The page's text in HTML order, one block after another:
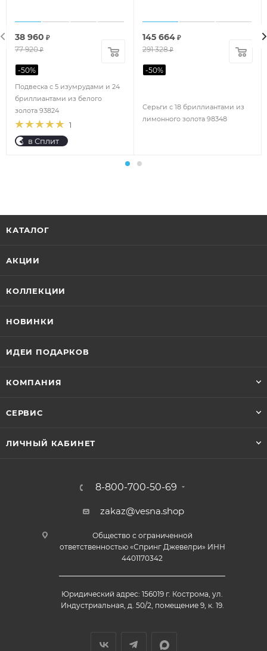
1
Подвеска с 5 изумрудами и 24
бриллиантами из белого
золота 93824
38 960 ₽
77 920₽
-50%
в Сплит
Серьги с 18 бриллиантами из
лимонного золота 98348
145 664 ₽
291 328₽
-50%
КАТАЛОГ
АКЦИИ
КОЛЛЕКЦИИ
НОВИНКИ
ИДЕИ ПОДАРКОВ
КОМПАНИЯ
СЕРВИС
ЛИЧНЫЙ КАБИНЕТ
8-800-700-50-69
zakaz@vesna.shop
Общество с ограниченной
ответственностью «Спринг Джевелри» ИНН
4401170342
Юридический адрес: 156019 г. Кострома, ул.
Индустриальная, д. 50/2, помещение 9, к. 19.